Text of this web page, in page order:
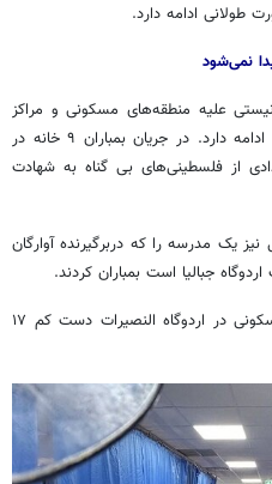
طولانی ادامه دارد.
نمی‌شود
علیه منطقه‌های مسکونی و مراکز
درمانی و همچنین پناهگاه‌های نوار غزه ادامه دارد. در جریان بمباران ۹ خانه در
از فلسطینی‌های بی گناه به شهادت
یک مدرسه را که دربرگیرنده آوارگان
جبالیا است بمباران کردند.
در اردوگاه النصیرات
دست کم ۱۷